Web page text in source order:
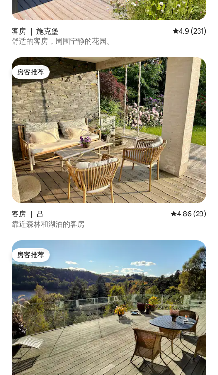
客房 ｜ 施克堡 平均评分 4.9
4.9 (231)
舒适的客房，周围宁静的花园。
房客推荐
房客推荐
客房 ｜ 吕 平均评分 4.86
4.86 (29)
靠近森林和湖泊的客房
房客推荐
房客推荐